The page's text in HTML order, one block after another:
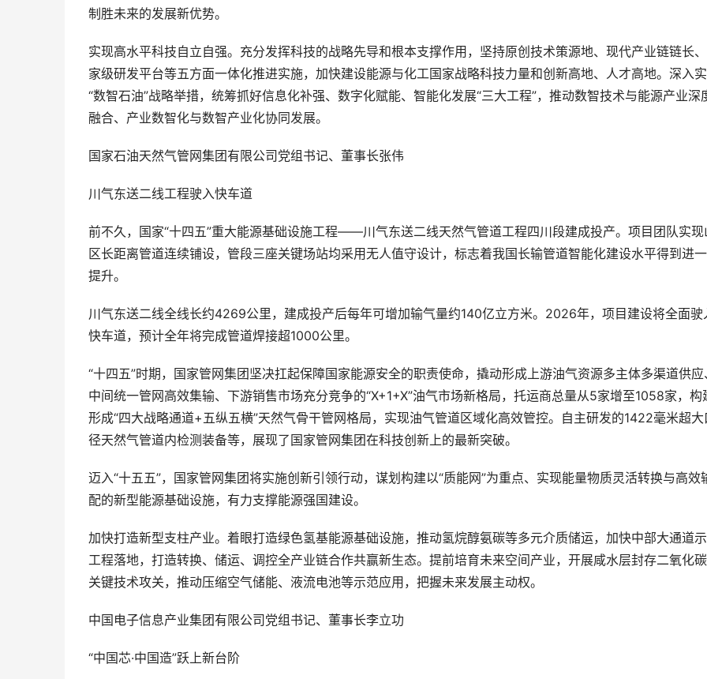
制胜未来的发展新优势。
实现高水平科技自立自强。充分发挥科技的战略先导和根本支撑作用，坚持原创技术策源地、现代产业链链长
家级研发平台等五方面一体化推进实施，加快建设能源与化工国家战略科技力量和创新高地、人才高地。深入
“数智石油”战略举措，统筹抓好信息化补强、数字化赋能、智能化发展“三大工程”，推动数智技术与能源产业深
融合、产业数智化与数智产业化协同发展。
国家石油天然气管网集团有限公司党组书记、董事长张伟
川气东送二线工程驶入快车道
前不久，国家“十四五”重大能源基础设施工程——川气东送二线天然气管道工程四川段建成投产。项目团队实现
区长距离管道连续铺设，管段三座关键场站均采用无人值守设计，标志着我国长输管道智能化建设水平得到进
提升。
川气东送二线全线长约4269公里，建成投产后每年可增加输气量约140亿立方米。2026年，项目建设将全面驶
快车道，预计全年将完成管道焊接超1000公里。
“十四五”时期，国家管网集团坚决扛起保障国家能源安全的职责使命，撬动形成上游油气资源多主体多渠道供应
中间统一管网高效集输、下游销售市场充分竞争的“X+1+X”油气市场新格局，托运商总量从5家增至1058家，构
形成“四大战略通道+五纵五横”天然气骨干管网格局，实现油气管道区域化高效管控。自主研发的1422毫米超大
径天然气管道内检测装备等，展现了国家管网集团在科技创新上的最新突破。
迈入“十五五”，国家管网集团将实施创新引领行动，谋划构建以“质能网”为重点、实现能量物质灵活转换与高效
配的新型能源基础设施，有力支撑能源强国建设。
加快打造新型支柱产业。着眼打造绿色氢基能源基础设施，推动氢烷醇氨碳等多元介质储运，加快中部大通道
工程落地，打造转换、储运、调控全产业链合作共赢新生态。提前培育未来空间产业，开展咸水层封存二氧化
关键技术攻关，推动压缩空气储能、液流电池等示范应用，把握未来发展主动权。
中国电子信息产业集团有限公司党组书记、董事长李立功
“中国芯·中国造”跃上新台阶